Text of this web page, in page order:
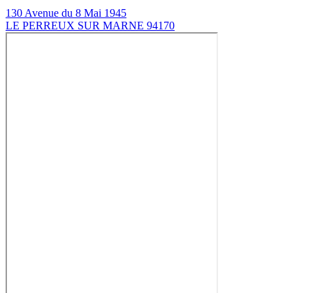
130 Avenue du 8 Mai 1945
LE PERREUX SUR MARNE 94170